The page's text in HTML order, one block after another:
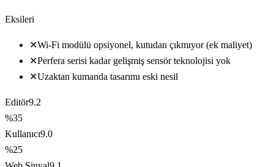
Eksileri
✕Wi-Fi modülü opsiyonel, kutudan çıkmıyor (ek maliyet)
✕Perfera serisi kadar gelişmiş sensör teknolojisi yok
✕Uzaktan kumanda tasarımı eski nesil
Editör9.2
%35
Kullanıcı9.0
%25